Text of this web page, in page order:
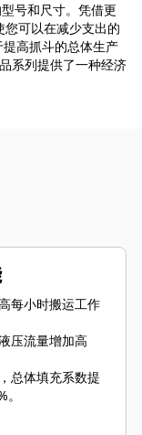
号和尺寸。凭借更
您可以在减少支出的
高抓斗的总体生产
系列提供了一种经济
每小时搬运工作
压流量增加高
总体填充系数提